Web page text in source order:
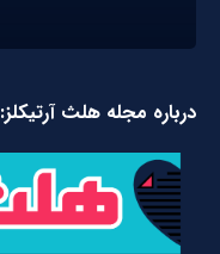
درباره مجله هلث آرتیکلز: